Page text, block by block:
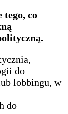
tego, co
do
lobbingu, w
do